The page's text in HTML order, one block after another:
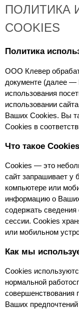
ПОЛИТИКА
COOKIES
Политика
ООО Клевер
документе (далее —
использования
использовании
Ваших Cookies. Вы
Cookies в
Что такое
Сookies — это
сайт запрашивает у
компьютере или
информацию о Ваших
содержать
сессии. Сookies
или мобильном
Как мы
Cookies
нормальной
совершенствования
Ваших